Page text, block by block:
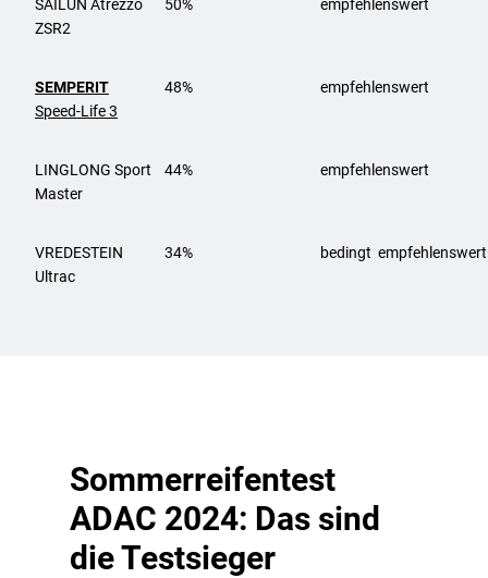
SAILUN Atrezzo
ZSR2
50% empfehlenswert
SEMPERIT
Speed-Life 3
48% empfehlenswert
LINGLONG Sport
Master
44% empfehlenswert
VREDESTEIN
Ultrac
34% bedingt empfehlenswert
Sommerreifentest
ADAC 2024: Das sind
die Testsieger